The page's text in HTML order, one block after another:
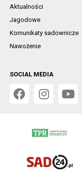
Aktualności
Jagodowe
Komunikaty sadownicze
Nawożenie
SOCIAL MEDIA